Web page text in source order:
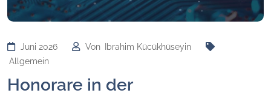
Juni 2026 Von
Ibrahim Kücükhüseyin
Allgemein
Honorare in der